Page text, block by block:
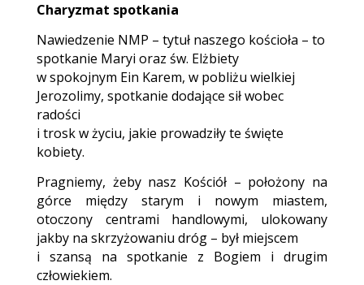
Charyzmat spotkania
Nawiedzenie NMP – tytuł naszego kościoła – to
spotkanie Maryi oraz św. Elżbiety
w spokojnym Ein Karem, w pobliżu wielkiej
Jerozolimy, spotkanie dodające sił wobec
radości
i trosk w życiu, jakie prowadziły te święte
kobiety.
Pragniemy, żeby nasz Kościół – położony na
górce między starym i nowym miastem,
otoczony centrami handlowymi, ulokowany
jakby na skrzyżowaniu dróg – był miejscem
i szansą na spotkanie z Bogiem i drugim
człowiekiem.